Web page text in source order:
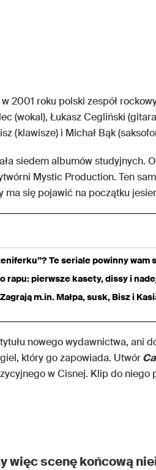
w 2001 roku polski zespół
(wokal), Łukasz Cegliński
(klawisze) i Michał Bąk
siedem albumów studyjnych.
Mystic Production. Ten
ma się pojawić na początku
Te seriale powinny wam
rapu: pierwsze kasety, dissy i
m.in. Małpa, susk, Bisz i
nowego wydawnictwa, ani
który go zapowiada. Utwór
w Cisnej. Klip do niego
więc scenę końcową